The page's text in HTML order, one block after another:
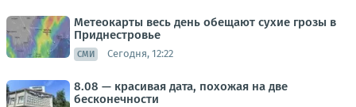
Метеокарты весь день обещают сухие грозы в
Приднестровье
СМИ Сегодня, 12:22
8.08 — красивая дата, похожая на две
бесконечности